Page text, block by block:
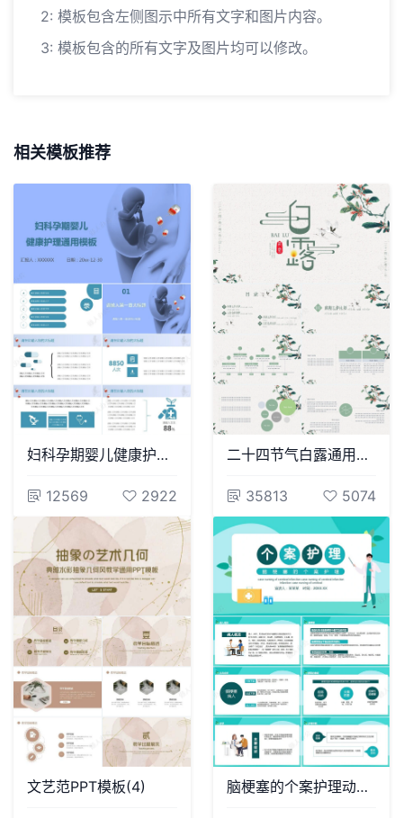
2: 模板包含左侧图示中所有文字和图片内容。
3: 模板包含的所有文字及图片均可以修改。
相关模板推荐
妇科孕期婴儿健康护理通用PPT模板
12569 2922
二十四节气白露通用PPT模板(6)
35813 5074
文艺范PPT模板(4) 脑梗塞的个案护理动态PPT